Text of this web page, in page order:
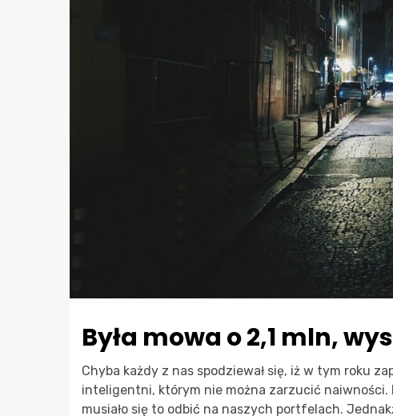
Była mowa o 2,1 mln,
Chyba każdy z nas spodziewał się, iż w tym roku
inteligentni, którym nie można zarzucić
musiało się to odbić na naszych portfelach.